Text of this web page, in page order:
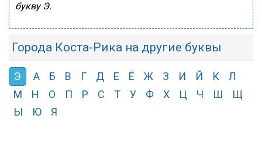
букву Э.
Города Коста-Рика на другие буквы
Э А Б В Г Д Е Ё Ж З И Й К
Л
М
Н О П Р С Т У Ф Х Ц Ч Ш
Щ
Ы
Ю Я